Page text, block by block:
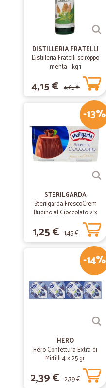
DISTILLERIA FRATELLI
Distilleria Fratelli sciroppo
menta - kg.1
4,15 € 4,65 €
-13%
STERILGARDA
Sterilgarda FrescoCrem
Budino al Cioccolato 2 x
1,25 € 1,45 €
-14%
HERO
Hero Confettura Extra di
Mirtilli 4 x 25 gr.
2,39 € 2,79 €